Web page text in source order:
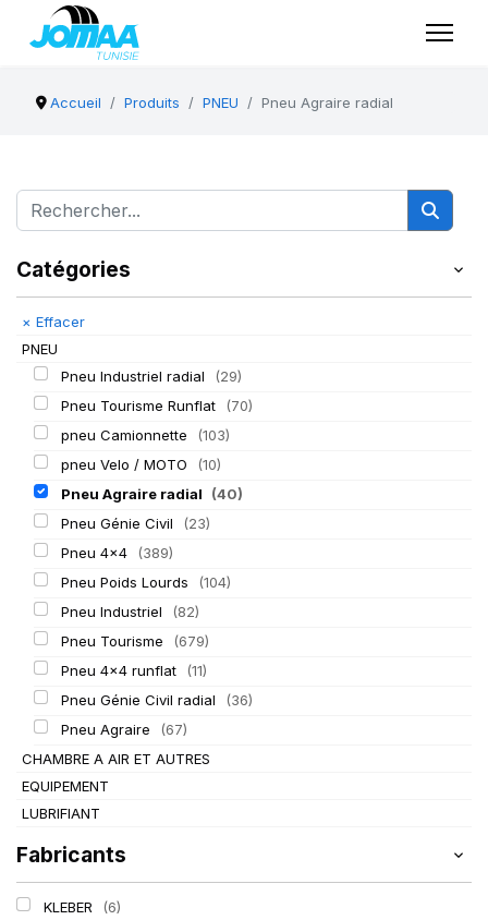
Accueil Produits PNEU Pneu Agraire radial
Catégories
× Effacer
PNEU
Pneu Industriel radial
(29)
Pneu Tourisme Runflat
(70)
pneu Camionnette
(103)
pneu Velo / MOTO
(10)
Pneu Agraire radial
(40)
Pneu Génie Civil
(23)
Pneu 4x4
(389)
Pneu Poids Lourds
(104)
Pneu Industriel
(82)
Pneu Tourisme
(679)
Pneu 4x4 runflat
(11)
Pneu Génie Civil radial
(36)
Pneu Agraire
(67)
CHAMBRE A AIR ET AUTRES
EQUIPEMENT
LUBRIFIANT
Fabricants
KLEBER
(6)